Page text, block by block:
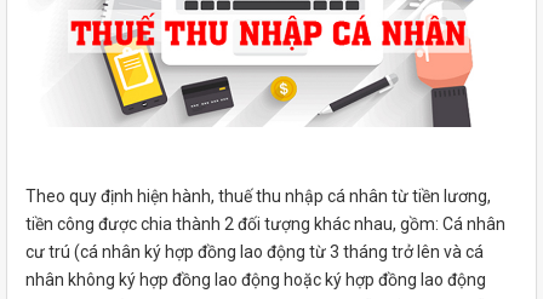
Theo quy định hiện hành, thuế thu nhập cá nhân từ tiền lương,
tiền công được chia thành 2 đối tượng khác nhau, gồm: Cá nhân
cư trú (cá nhân ký hợp đồng lao động từ 3 tháng trở lên và cá
nhân không ký hợp đồng lao động hoặc ký hợp đồng lao động